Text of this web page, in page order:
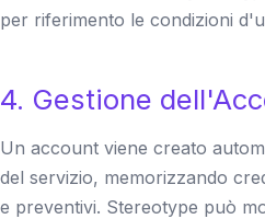
per riferimento le condizioni
4. Gestione
Un account viene creato
del servizio, memorizzando
e preventivi. Stereotype può